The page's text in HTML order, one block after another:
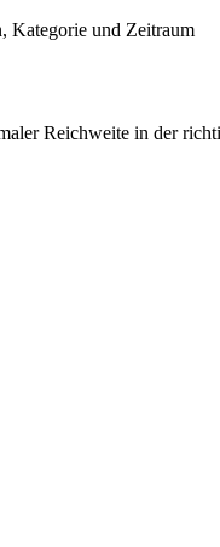
Kategorie und Zeitraum
Reichweite in der